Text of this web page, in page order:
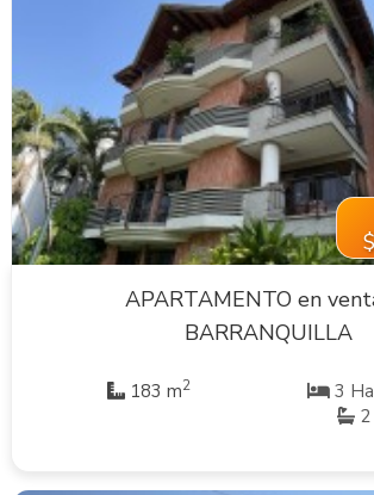
VER INMUEBLE
APARTAMENTO en
BARRANQUILLA
183 m2
3